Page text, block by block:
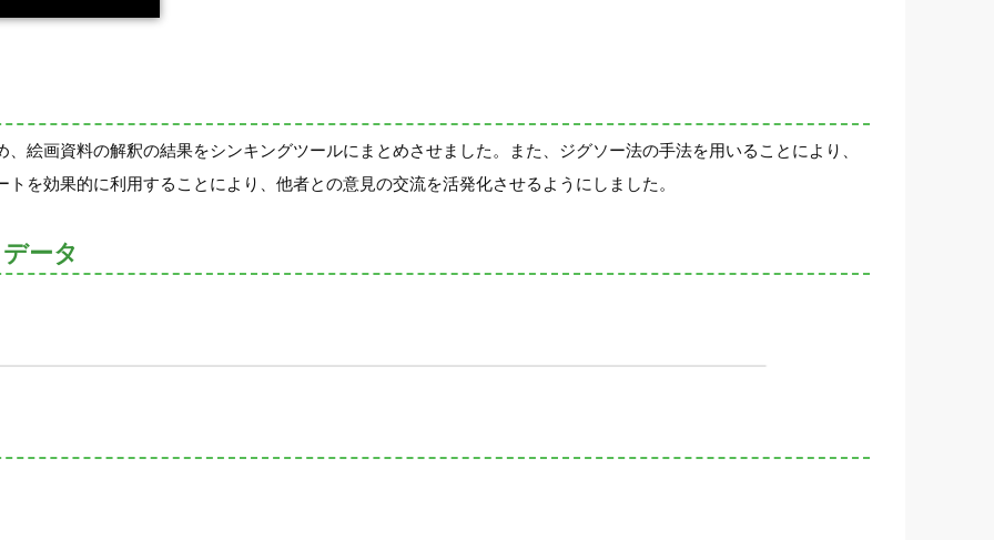
絵画資料の解釈の結果をシンキングツールにまとめさせました。また、ジグソー法の手法を用いることにより、
を効果的に利用することにより、他者との意見の交流を活発化させるようにしました。
ータ